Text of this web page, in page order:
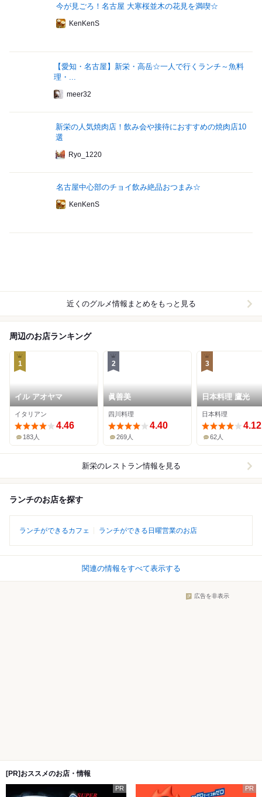
今が見ごろ！名古屋 大寒桜並木の花見を満喫☆
KenKenS
【愛知・名古屋】新栄・高岳☆一人で行くランチ～魚料
理・...
meer32
新栄の人気焼肉店！飲み会や接待におすすめの焼肉店10
選
Ryo_1220
名古屋中心部のチョイ飲み絶品おつまみ☆
KenKenS
近くのグルメ情報まとめをもっと見る
周辺のお店ランキング
1
イル アオヤマ
イタリアン
4.46
183人
2
眞善美
四川料理
4.40
269人
3
日本料理 鷹光
日本料理
4.12
62人
新栄のレストラン情報を見る
ランチのお店を探す
ランチができるカフェ ランチができる日曜営業のお店
関連の情報をすべて表示する
広告を非表示
[PR]おススメのお店・情報
PR PR